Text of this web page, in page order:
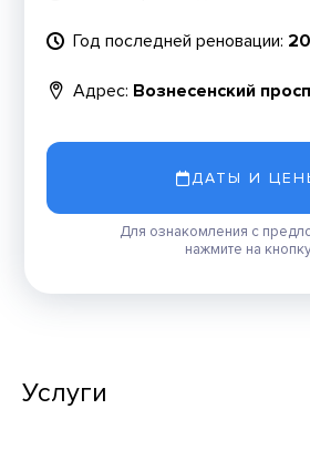
Год последней реновации:
Адрес: Вознесенский
ДАТЫ И
Для ознакомления с
нажмите на
Услуги